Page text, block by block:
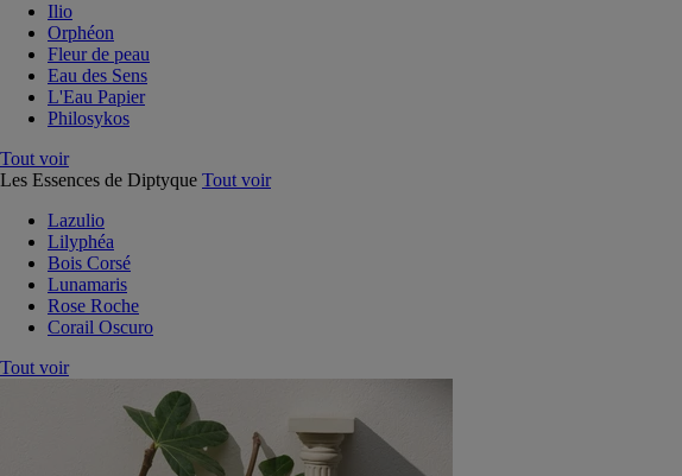
Ilio
Orphéon
Fleur de peau
Eau des Sens
L'Eau Papier
Philosykos
Tout voir
Les Essences de Diptyque Tout voir
Lazulio
Lilyphéa
Bois Corsé
Lunamaris
Rose Roche
Corail Oscuro
Tout voir